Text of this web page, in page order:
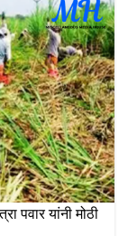
पवार यांनी मोठी